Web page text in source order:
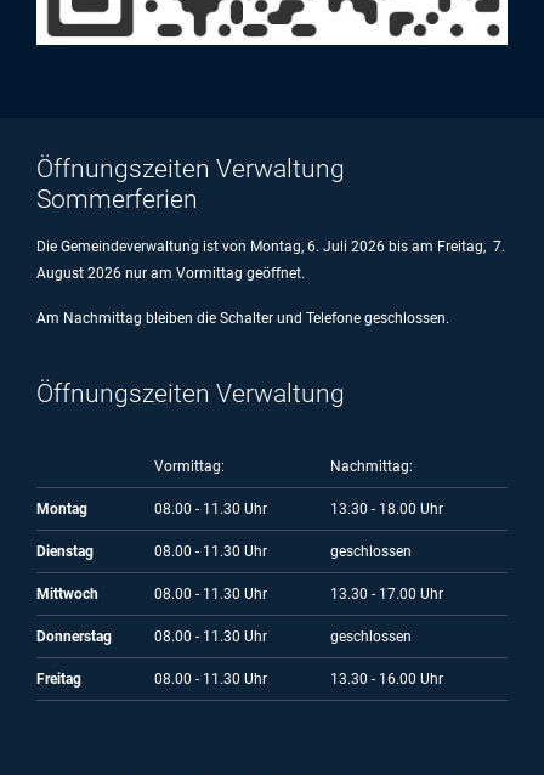
Öffnungszeiten Verwaltung
Sommerferien
Die Gemeindeverwaltung ist von Montag, 6. Juli 2026 bis am Freitag, 7.
August 2026 nur am Vormittag geöffnet.
Am Nachmittag bleiben die Schalter und Telefone geschlossen.
Öffnungszeiten Verwaltung
Vormittag: Nachmittag:
Montag 08.00 - 11.30 Uhr 13.30 - 18.00 Uhr
Dienstag 08.00 - 11.30 Uhr geschlossen
Mittwoch 08.00 - 11.30 Uhr 13.30 - 17.00 Uhr
Donnerstag 08.00 - 11.30 Uhr geschlossen
Freitag 08.00 - 11.30 Uhr 13.30 - 16.00 Uhr